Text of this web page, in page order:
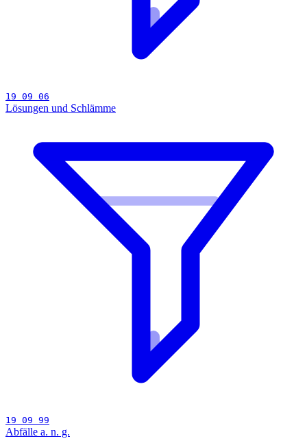
19 09 06
Lösungen und Schlämme
19 09 99
Abfälle a. n. g.